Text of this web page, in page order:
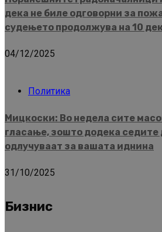
дека не биле одговорни за
судењето продолжува на 10
04/12/2025
Политика
Мицкоски: Во недела сите
гласање, зошто додека седите
одлучуваат за вашата иднина
31/10/2025
Бизнис